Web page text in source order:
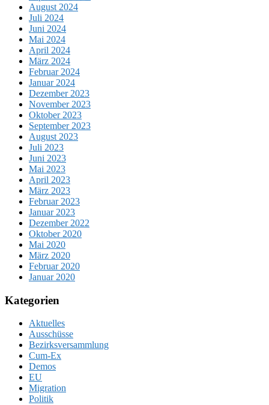
August 2024
Juli 2024
Juni 2024
Mai 2024
April 2024
März 2024
Februar 2024
Januar 2024
Dezember 2023
November 2023
Oktober 2023
September 2023
August 2023
Juli 2023
Juni 2023
Mai 2023
April 2023
März 2023
Februar 2023
Januar 2023
Dezember 2022
Oktober 2020
Mai 2020
März 2020
Februar 2020
Januar 2020
Kategorien
Aktuelles
Ausschüsse
Bezirksversammlung
Cum-Ex
Demos
EU
Migration
Politik